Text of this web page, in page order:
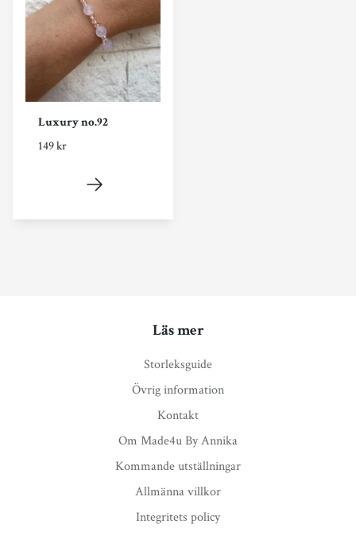
Luxury no.92
149 kr
Läs mer
Storleksguide
Övrig information
Kontakt
Om Made4u By Annika
Kommande utställningar
Allmänna villkor
Integritets policy